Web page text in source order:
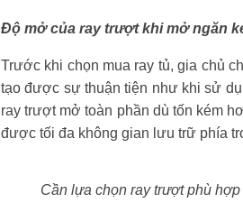
Độ mở của ray trượt khi mở ngăn
Trước khi chọn mua ray tủ, gia chủ
tạo được sự thuận tiện như khi sử
ray trượt mở toàn phần dù tốn kém
được tối đa không gian lưu trữ phía
Cần lựa chọn ray trượt phù